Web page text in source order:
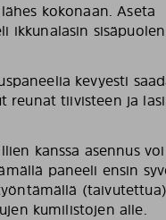
kokonaan. Aseta
ikkunalasin
kevyesti
reunat tiivisteen ja
kanssa asennus
paneeli ensin
kumilistojen alle.